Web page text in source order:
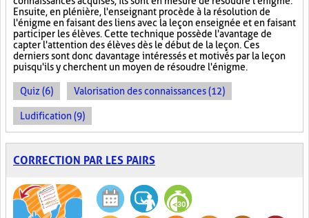
Ensuite, en plénière, l'enseignant procède à la résolution de
l'énigme en faisant des liens avec la leçon enseignée et en faisant
participer les élèves. Cette technique possède l'avantage de
capter l'attention des élèves dès le début de la leçon. Ces
derniers sont donc davantage intéressés et motivés par la leçon
puisqu'ils y cherchent un moyen de résoudre l'énigme.
Quiz (6) Valorisation des connaissances (12)
Ludification (9)
CORRECTION PAR LES PAIRS